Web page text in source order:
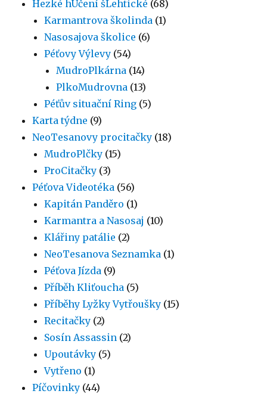
Hezké hUčení šLehtické (68)
Karmantrova školinda (1)
Nasosajova školice (6)
Péťovy Výlevy (54)
MudroPlkárna (14)
PlkoMudrovna (13)
Péťův situační Ring (5)
Karta týdne (9)
NeoTesanovy procitačky (18)
MudroPlčky (15)
ProCitačky (3)
Péťova Videotéka (56)
Kapitán Panděro (1)
Karmantra a Nasosaj (10)
Klářiny patálie (2)
NeoTesanova Seznamka (1)
Péťova Jízda (9)
Příběh Kliťoucha (5)
Příběhy Lyžky Vytřoušky (15)
Recitačky (2)
Sosín Assassin (2)
Upoutávky (5)
Vytřeno (1)
Píčovinky (44)